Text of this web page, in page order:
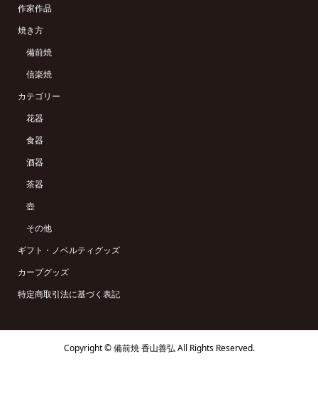
作家作品
焼き方
備前焼
信楽焼
カテゴリー
花器
食器
酒器
茶器
壺
その他
ギフト・ノベルティグッズ
カープグッズ
特定商取引法に基づく表記
Copyright ©備前焼 香山善弘 All Rights Reserved.